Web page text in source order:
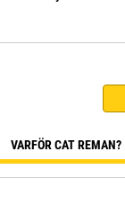
VARFÖR CAT REMAN?